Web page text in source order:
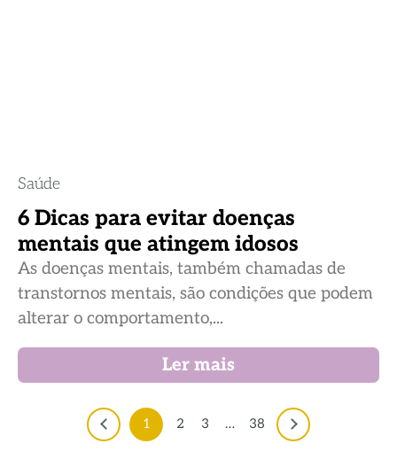
Saúde
6 Dicas para evitar doenças
mentais que atingem idosos
As doenças mentais, também chamadas de
transtornos mentais, são condições que podem
alterar o comportamento,...
Ler mais
1 2 3 … 38